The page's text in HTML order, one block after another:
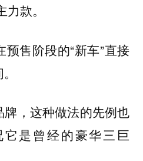
款。
售阶段的“新车”直接
，这种做法的先例也
是曾经的豪华三巨